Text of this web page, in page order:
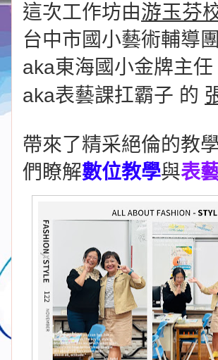
這次工作坊由游玉芬
台中市國小藝術輔導
aka東海國小金牌主任
aka表藝課扛霸子 的
帶來了精采絕倫的教
們瞭解數位教學與表